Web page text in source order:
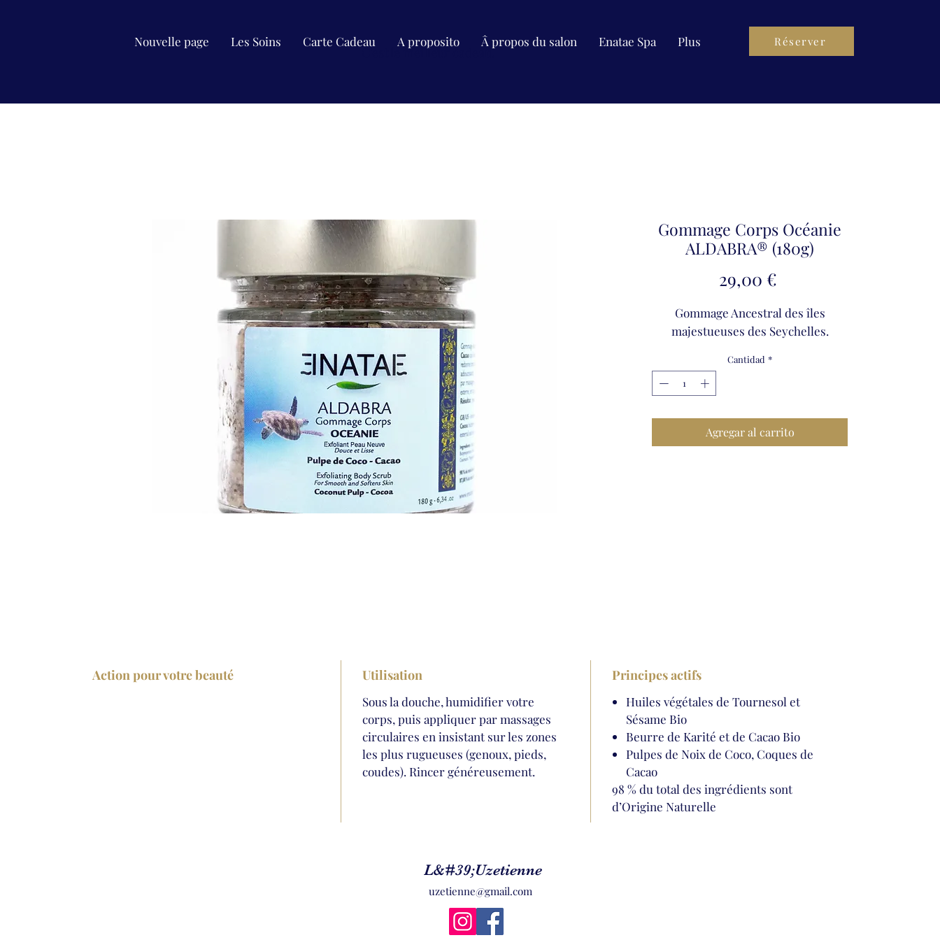
Nouvelle page Les Soins Carte Cadeau A proposito Â propos du salon Enatae Spa Plus Réserver
C'est le meilleur cadeau.
Gommage Corps Océanie
ALDABRA® (180g)
29,00 €
Gommage Ancestral des îles
majestueuses des Seychelles.
Cantidad *
Agregar al carrito
Action pour votre beauté Utilisation
Sous la douche, humidifier votre
corps, puis appliquer par massages
circulaires en insistant sur les zones
les plus rugueuses (genoux, pieds,
coudes). Rincer généreusement.
Principes actifs
Huiles végétales de Tournesol et
Sésame Bio
Beurre de Karité et de Cacao Bio
Pulpes de Noix de Coco, Coques de
Cacao
98 % du total des ingrédients sont
d’Origine Naturelle
L&#39;Uzetienne
uzetienne@gmail.com